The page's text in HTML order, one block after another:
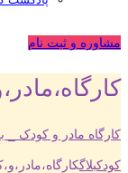
مشاوره و ثبت نام
کارگاه مادر و کودک _
کودکبلاگ